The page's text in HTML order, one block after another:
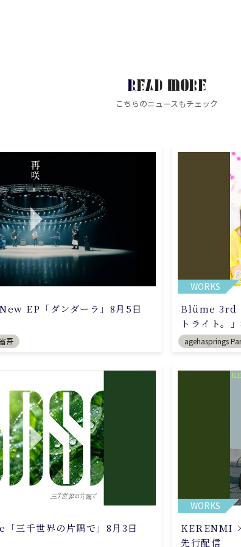
READ MORE
こちらのニュースもチェック
EP「ダンダーラ」8月5日
吾
WORKS
Blüme 3rd
トライト。
agehasprings
三千世界の片隅で」8月3日
WORKS
KERENMI
先行配信